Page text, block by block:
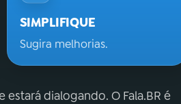
SIMPLIFIQUE
Sugira melhorias.
estará dialogando. O Fala.BR é